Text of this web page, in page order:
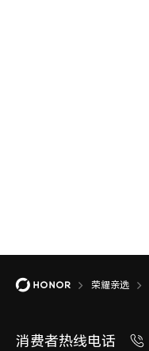
荣耀亲选
消费者热线电话